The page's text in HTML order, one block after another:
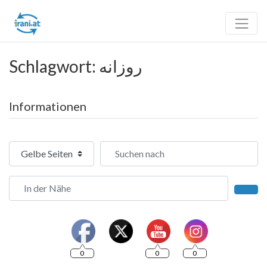
Schlagwort: روزانه
Informationen
Suchtyp auswählen Suchen nach
In der Nähe
0 0 0